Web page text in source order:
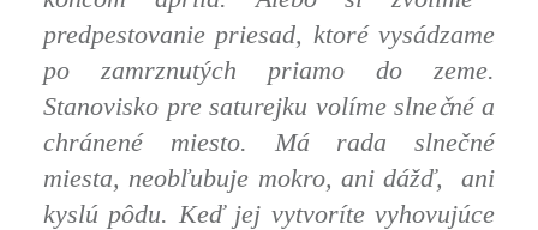
predpestovanie priesad, ktoré vysádzame
po zamrznutých priamo do zeme.
Stanovisko pre saturejku volíme slnečné a
chránené miesto. Má rada slnečné
miesta, neobľubuje mokro, ani dážď, ani
kyslú pôdu. Keď jej vytvoríte vyhovujúce